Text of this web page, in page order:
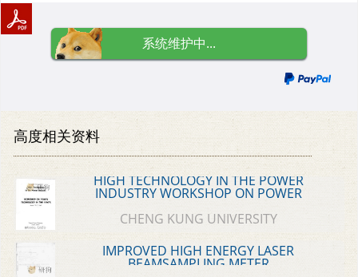
系统维护中...
高度相关资料
HIGH TECHNOLOGY IN THE POWER
INDUSTRY WORKSHOP ON POWER
CHENG KUNG UNIVERSITY
IMPROVED HIGH ENERGY LASER
BEAMSAMPLING METER